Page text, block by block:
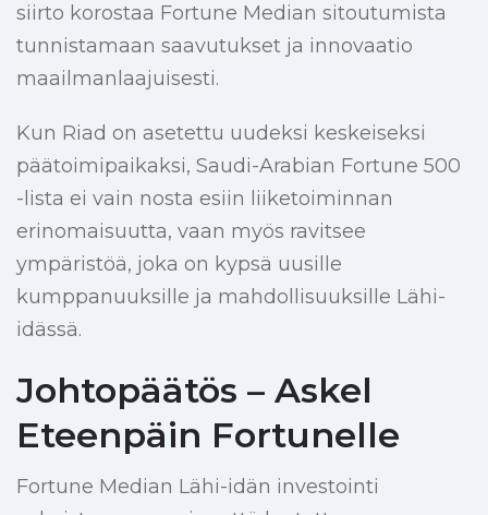
siirto korostaa Fortune Median sitoutumista
tunnistamaan saavutukset ja innovaatio
maailmanlaajuisesti.
Kun Riad on asetettu uudeksi keskeiseksi
päätoimipaikaksi, Saudi-Arabian Fortune 500
-lista ei vain nosta esiin liiketoiminnan
erinomaisuutta, vaan myös ravitsee
ympäristöä, joka on kypsä uusille
kumppanuuksille ja mahdollisuuksille Lähi-
idässä.
Johtopäätös – Askel
Eteenpäin Fortunelle
Fortune Median Lähi-idän investointi